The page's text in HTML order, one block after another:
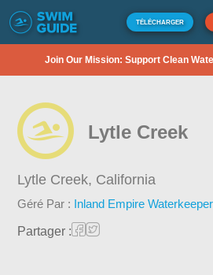
TÉLÉCHARGER
Join Our Mission: Support Clean
Lytle Creek
Lytle Creek, California
Géré Par : Inland Empire Waterkeeper
Partager :